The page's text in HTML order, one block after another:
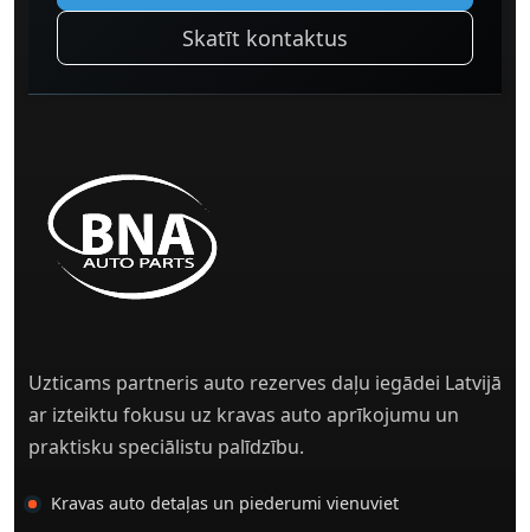
Skatīt kontaktus
Uzticams partneris auto rezerves daļu iegādei Latvijā
ar izteiktu fokusu uz kravas auto aprīkojumu un
praktisku speciālistu palīdzību.
Kravas auto detaļas un piederumi vienuviet